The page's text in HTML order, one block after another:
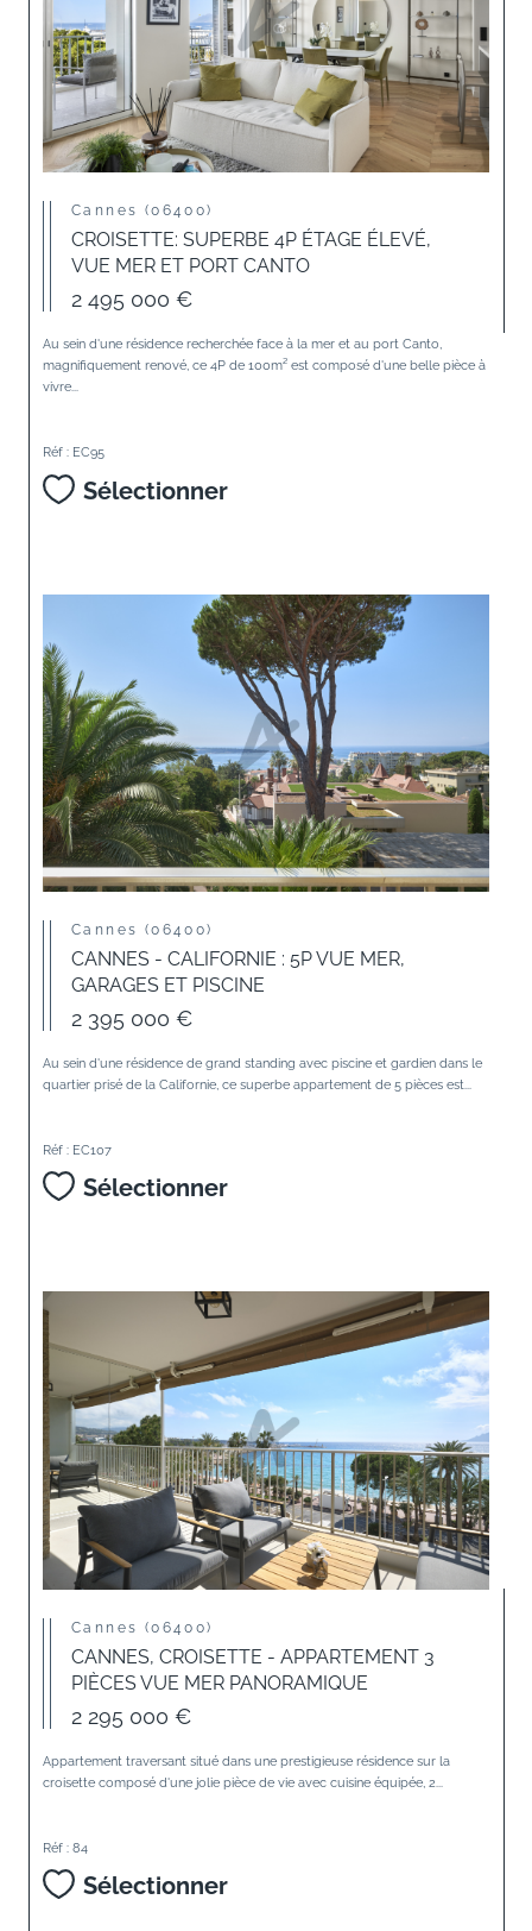
Cannes (06400)
CROISETTE: SUPERBE 4P ÉTAGE ÉLEVÉ,
VUE MER ET PORT CANTO
2 495 000 €
Au sein d'une résidence recherchée face à la mer et au port Canto,
magnifiquement renové, ce 4P de 100m² est composé d'une belle pièce à
vivre...
Réf : EC95
Sélectionner
Cannes (06400)
CANNES - CALIFORNIE : 5P VUE MER,
GARAGES ET PISCINE
2 395 000 €
Au sein d'une résidence de grand standing avec piscine et gardien dans le
quartier prisé de la Californie, ce superbe appartement de 5 pièces est...
Réf : EC107
Sélectionner
Cannes (06400)
CANNES, CROISETTE - APPARTEMENT 3
PIÈCES VUE MER PANORAMIQUE
2 295 000 €
Appartement traversant situé dans une prestigieuse résidence sur la
croisette composé d'une jolie pièce de vie avec cuisine équipée, 2...
Réf : 84
Sélectionner